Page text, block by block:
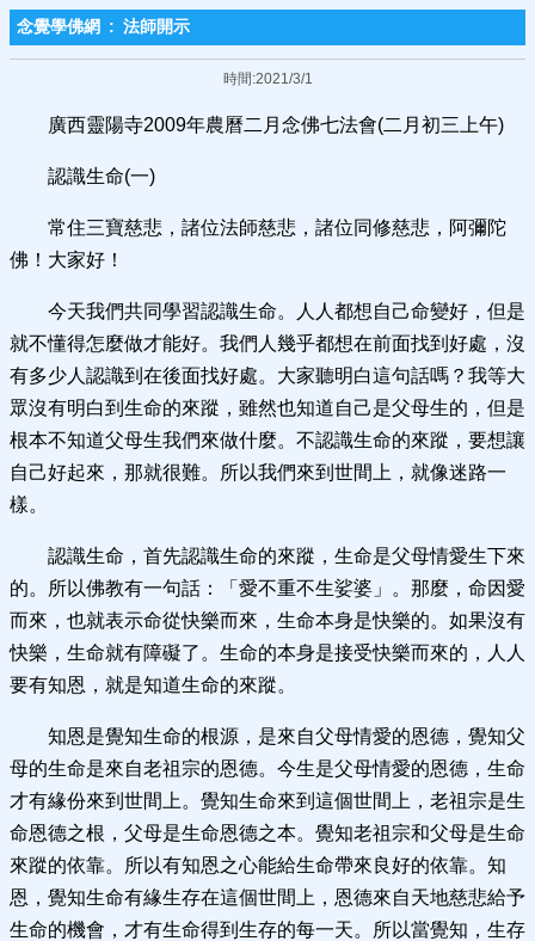
念覺學佛網 : 法師開示
時間:2021/3/1
廣西靈陽寺2009年農曆二月念佛七法會(二月初三上午)
認識生命(一)
常住三寶慈悲，諸位法師慈悲，諸位同修慈悲，阿彌陀
佛！大家好！
今天我們共同學習認識生命。人人都想自己命變好，但是
就不懂得怎麼做才能好。我們人幾乎都想在前面找到好處，沒
有多少人認識到在後面找好處。大家聽明白這句話嗎？我等大
眾沒有明白到生命的來蹤，雖然也知道自己是父母生的，但是
根本不知道父母生我們來做什麼。不認識生命的來蹤，要想讓
自己好起來，那就很難。所以我們來到世間上，就像迷路一
樣。
認識生命，首先認識生命的來蹤，生命是父母情愛生下來
的。所以佛教有一句話：「愛不重不生娑婆」。那麼，命因愛
而來，也就表示命從快樂而來，生命本身是快樂的。如果沒有
快樂，生命就有障礙了。生命的本身是接受快樂而來的，人人
要有知恩，就是知道生命的來蹤。
知恩是覺知生命的根源，是來自父母情愛的恩德，覺知父
母的生命是來自老祖宗的恩德。今生是父母情愛的恩德，生命
才有緣份來到世間上。覺知生命來到這個世間上，老祖宗是生
命恩德之根，父母是生命恩德之本。覺知老祖宗和父母是生命
來蹤的依靠。所以有知恩之心能給生命帶來良好的依靠。知
恩，覺知生命有緣生存在這個世間上，恩德來自天地慈悲給予
生命的機會，才有生命得到生存的每一天。所以當覺知，生存